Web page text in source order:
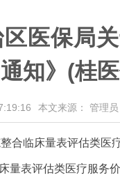
医保局
知》(桂
本文来源： 管理员
合临床量表评估类医
量表评估类医疗服务